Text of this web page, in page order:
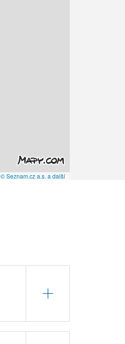
© Seznam.cz a.s. a další